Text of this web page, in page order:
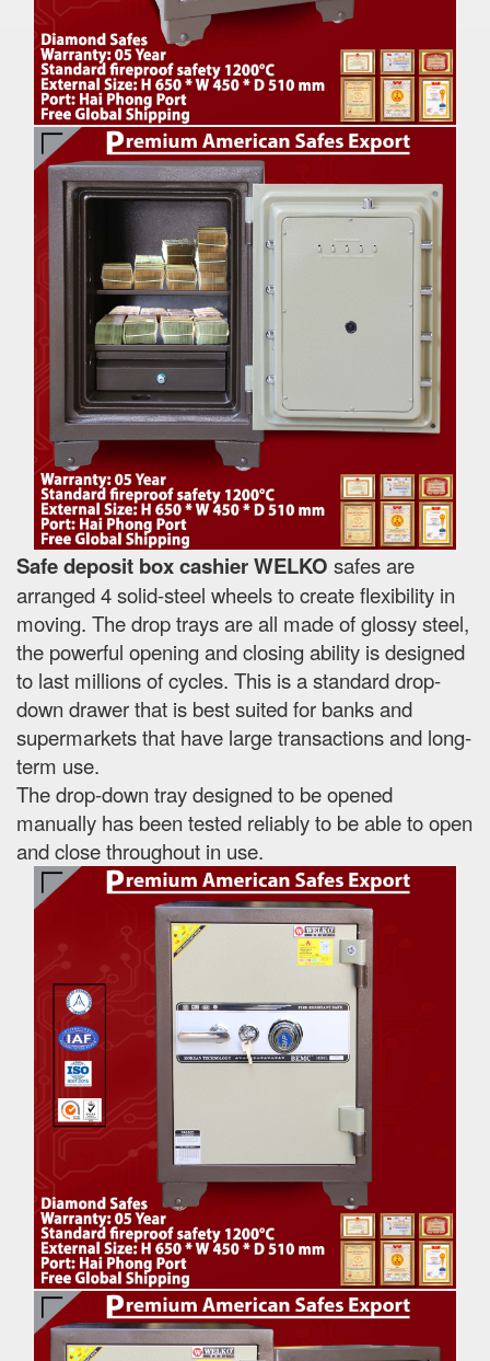
Safe deposit box cashier WELKO safes are
arranged 4 solid-steel wheels to create flexibility in
moving. The drop trays are all made of glossy steel,
the powerful opening and closing ability is designed
to last millions of cycles. This is a standard drop-
down drawer that is best suited for banks and
supermarkets that have large transactions and long-
term use.
The drop-down tray designed to be opened
manually has been tested reliably to be able to open
and close throughout in use.